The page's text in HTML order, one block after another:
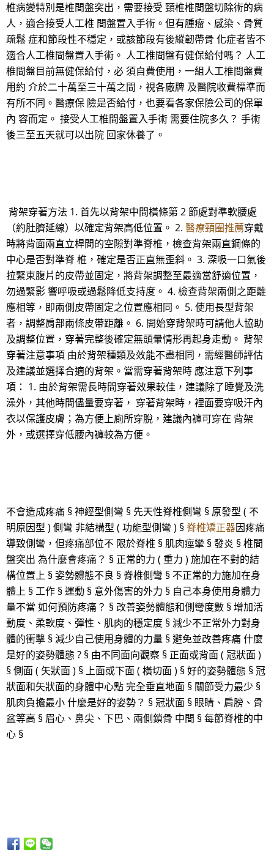
椎病變特別是椎間盤突出，需要接受 頸椎椎間盤切除術的病
人，適合接受人工椎 間盤置入手術。但有腫瘤、感染、骨質
疏鬆 症和節段性不穩定，或該節段有後縱韌帶骨 化症者皆不
適合人工椎間盤置入手術。 人工椎間盤有健保給付嗎？ 人工
椎間盤目前無健保給付，必 須自費使用，一組人工椎間盤費
用約 介於二十萬至三十萬之間，視各廠牌 及醫院收費標準而
有所不同。醫療保 險是否給付，也要看各家保險公司的保單
內 容而定。 接受人工椎間盤置入手術 需要住院多久？ 手術
後三至五天就可以出院 回家休養了。
背架穿著方法 1. 首先以背架中間橫條第 2 節處對準軟腰處
（約肚臍延線）以確定背架高低位置。 2. 醫療頸圈推薦穿戴
時將背面兩直立桿間的空隙對準脊椎，檢查背架兩直鋼條的
中心是否對準脊 椎，確定是否正直無歪斜。 3. 深吸一口氣後
拉緊束腹片的皮帶並固定，將背架調整至最適當舒適位置，
勿過緊影 響呼吸或過鬆降低支持度。 4. 檢查背架兩側之距離
應相等，即兩側皮帶固定之位置應相同。 5. 使用長型背架
者，調整肩部兩條皮帶距離。 6. 開始穿背架時可請他人協助
及調整位置，穿著完整後確定無頭暈情形再起身走動。 背架
穿著注意事項 由於背架種類及效能不盡相同，需經醫師評估
及建議並選擇合適的背架。當需穿著背架時 應注意下列事
項： 1. 由於背架需長時間穿著效果較佳，建議除了睡覺及洗
澡外，其他時間儘量要穿著， 穿著背架時，裡面要穿吸汗內
衣以保護皮膚；為方便上廁所穿脫，建議內褲可穿在 背架
外，或選擇穿低腰內褲較為方便。
不會造成疼痛 § 神經型側彎 § 先天性脊椎側彎 § 原發型 ( 不
明原因型 ) 側彎 非結構型 ( 功能型側彎 ) §脊椎矯正器因疼痛
導致側彎，但疼痛部位不 限於脊椎 § 肌肉痙攣 § 發炎 § 椎間
盤突出 為什麼會疼痛？ § 正常的力 ( 重力 ) 施加在不對的結
構位置上 § 姿勢體態不良 § 脊椎側彎 § 不正常的力施加在身
體上 § 工作 § 運動 § 意外傷害的外力 § 自己本身使用身體力
量不當 如何預防疼痛？ § 改善姿勢體態和側彎度數 § 增加活
動度、柔軟度、彈性、肌肉的穩定度 § 減少不正常外力對身
體的衝擊 § 減少自己使用身體的力量 § 避免並改善疼痛 什麼
是好的姿勢體態 ? § 由不同面向觀察 § 正面或背面 ( 冠狀面 )
§ 側面 ( 矢狀面 ) § 上面或下面 ( 橫切面 ) § 好的姿勢體態 § 冠
狀面和矢狀面的身體中心點 完全垂直地面 § 關節受力最少 §
肌肉負擔最小 什麼是好的姿勢？ § 冠狀面 § 眼睛、肩膀、骨
盆等高 § 眉心、鼻尖、下巴、兩側鎖骨 中間 § 每節脊椎的中
心 §